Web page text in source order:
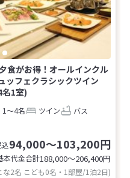
食がお得！オールインクル
ッフェクラシックツイン
1室)
1～4名 ツイン
バス
94,000～103,200円
本代金合計188,000〜206,400円
な2名 こども0名・1部屋/1泊2日)